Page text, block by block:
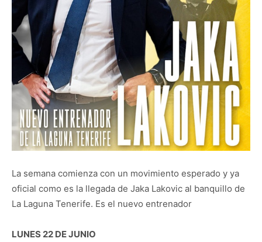
La semana comienza con un movimiento esperado y ya
oficial como es la llegada de Jaka Lakovic al banquillo de
La Laguna Tenerife. Es el nuevo entrenador
LUNES 22 DE JUNIO